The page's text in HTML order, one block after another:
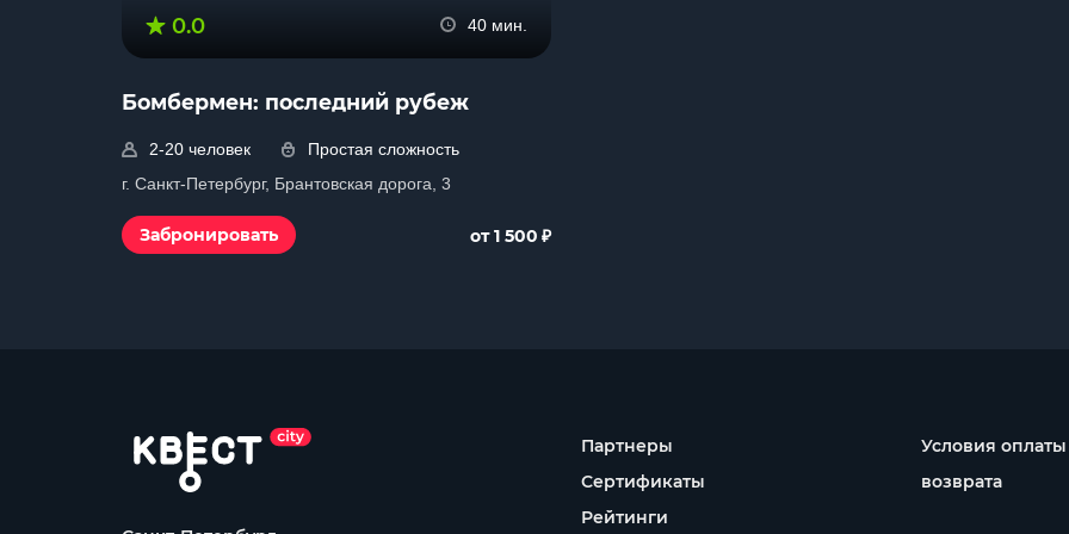
0.0 40 мин.
Бомбермен: последний рубеж
2-20 человек
Простая сложность
г. Санкт-Петербург, Брантовская дорога, 3
Забронировать от 1 500 ₽
Партнеры
Сертификаты
Рейтинги
Условия
возврата